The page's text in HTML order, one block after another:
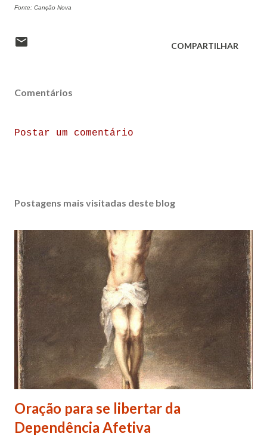
Fonte: Canção Nova
COMPARTILHAR
Comentários
Postar um comentário
Postagens mais visitadas deste blog
Oração para se libertar da
Dependência Afetiva